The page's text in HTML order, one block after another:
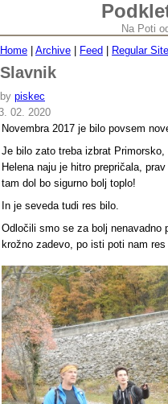
Na Poti
Home
Archive Feed Regular Site
Slavnik
by piskec
02. 2020
Novembra 2017 je bilo povsem
Je bilo zato treba izbrat
Helena naju je hitro prepričala,
tam dol bo sigurno bolj toplo!
In je seveda tudi res bilo.
Odločili smo se za bolj nenavadno
krožno zadevo, po isti poti nam